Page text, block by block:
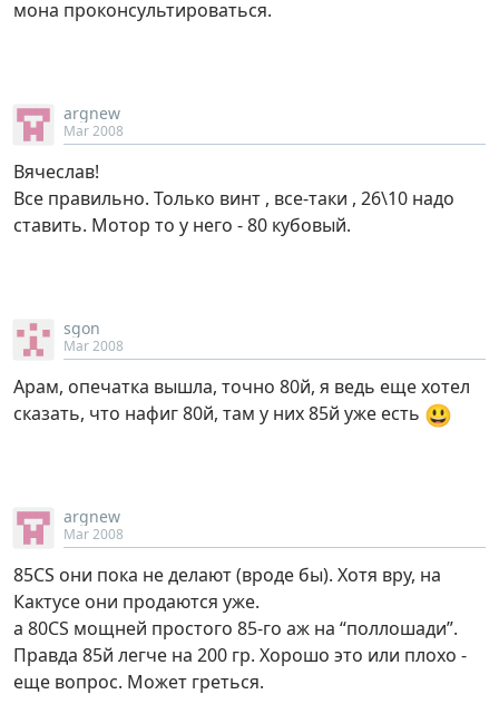
мона проконсультироваться.
argnew
Mar 2008
Вячеслав!
Все правильно. Только винт , все-таки , 26\10 надо
ставить. Мотор то у него - 80 кубовый.
sgon
Mar 2008
Арам, опечатка вышла, точно 80й, я ведь еще хотел
сказать, что нафиг 80й, там у них 85й уже есть 😃
argnew
Mar 2008
85СS они пока не делают (вроде бы). Хотя вру, на
Кактусе они продаются уже.
а 80СS мощней простого 85-го аж на “поллошади”.
Правда 85й легче на 200 гр. Хорошо это или плохо -
еще вопрос. Может греться.